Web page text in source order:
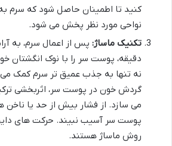
کنید تا اطمینان حاصل شود که سرم
نواحی مورد نظر پخش می شود.
تکنیک ماساژ:
دقیقه، پوست سر را با نوک انگشتان
نه تنها به جذب عمیق تر سرم کمک می
گردش خون در پوست سر، اثربخشی
می سازد. از فشار بیش از حد یا ناخن
پوست سر آسیب نبیند. حرکت های
روش ماساژ هستند.